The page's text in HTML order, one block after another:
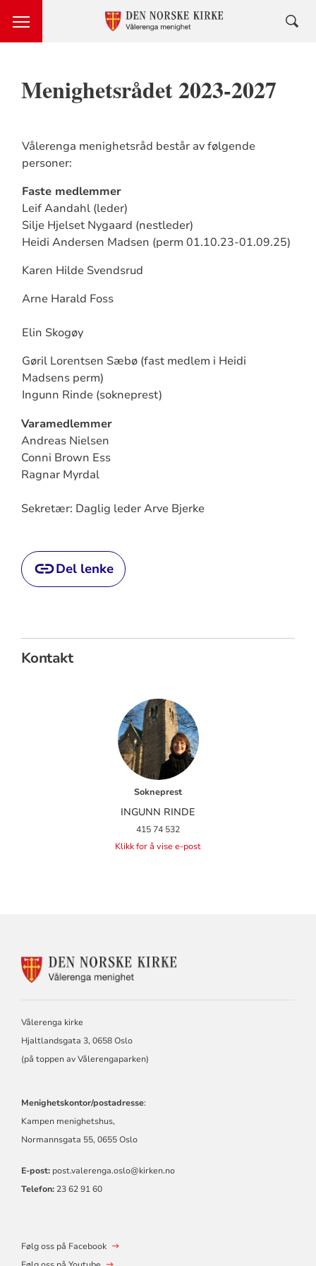
Menighetsrådet 2023-2027
Vålerenga menighetsråd består av følgende
personer:
Faste medlemmer
Leif Aandahl (leder)
Silje Hjelset Nygaard (nestleder)
Heidi Andersen Madsen (perm 01.10.23-01.09.25)
Karen Hilde Svendsrud
Arne Harald Foss
Elin Skogøy
Gøril Lorentsen Sæbø (fast medlem i Heidi
Madsens perm)
Ingunn Rinde (sokneprest)
Varamedlemmer
Andreas Nielsen
Conni Brown Ess
Ragnar Myrdal
Sekretær: Daglig leder Arve Bjerke
Del lenke
Kontakt
Sokneprest
INGUNN RINDE
415 74 532
Klikk for å vise e-post
KONTAKTINFORMASJON
Vålerenga kirke
Hjaltlandsgata 3, 0658 Oslo
(på toppen av Vålerengaparken)
Menighetskontor/postadresse:
Kampen menighetshus,
Normannsgata 55, 0655 Oslo
E-post: post.valerenga.oslo@kirken.no
Telefon:23 62 91 60
Følg oss på Facebook